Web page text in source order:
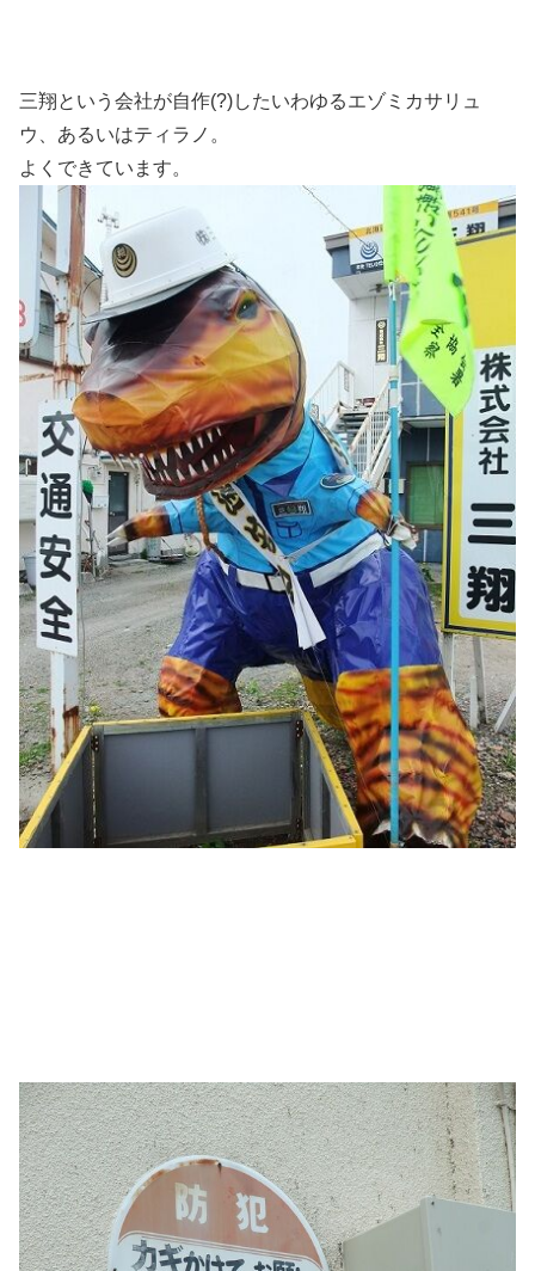
三翔という会社が自作(?)したいわゆるエゾミカサリュ
ウ、あるいはティラノ。
よくできています。